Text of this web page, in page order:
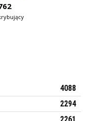
4088
2294